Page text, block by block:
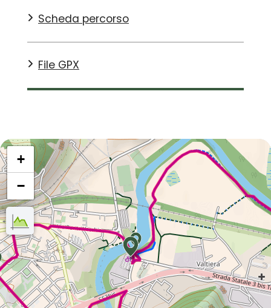
Scheda percorso
File GPX
+
−